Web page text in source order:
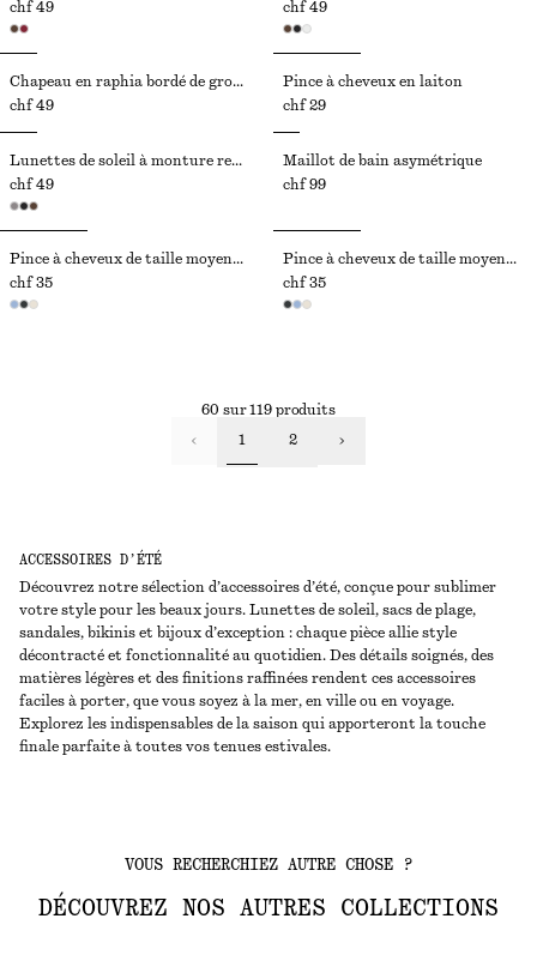
ACCESSOIRES D’ÉTÉ
Découvrez notre sélection d’accessoires d’été, conçue pour sublimer
votre style pour les beaux jours. Lunettes de soleil, sacs de plage,
sandales, bikinis et bijoux d’exception : chaque pièce allie style
décontracté et fonctionnalité au quotidien. Des détails soignés, des
matières légères et des finitions raffinées rendent ces accessoires
faciles à porter, que vous soyez à la mer, en ville ou en voyage.
Explorez les indispensables de la saison qui apporteront la touche
finale parfaite à toutes vos tenues estivales.
chf 49
chf 49
Chapeau en raphia bordé de gros-grain
chf 49
Pince à cheveux en laiton
chf 29
Lunettes de soleil à monture rectangulaire étroite
chf 49
Maillot de bain asymétrique
chf 99
Pince à cheveux de taille moyenne
chf 35
Pince à cheveux de taille moyenne
chf 35
60 sur 119 produits
1 2
VOUS RECHERCHIEZ AUTRE CHOSE ?
DÉCOUVREZ NOS AUTRES COLLECTIONS